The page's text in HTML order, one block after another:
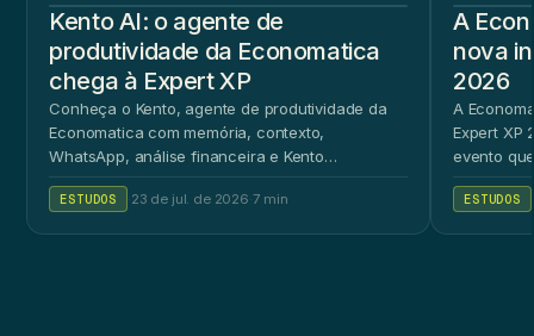
Kento AI: o agente de
produtividade da Economatica
chega à Expert XP
Conheça o Kento, agente de produtividade da
Economatica com memória, contexto,
WhatsApp, análise financeira e Kento
ESTUDOS 23 de jul. de 2026 7 min
A
nova
2026
A
Expert XP
evento
ESTUDOS